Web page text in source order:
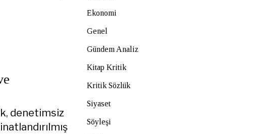
denetimsiz
Ekonomi
Genel
Gündem Analiz
Kitap Kritik
Kritik Sözlük
Siyaset
Söyleşi